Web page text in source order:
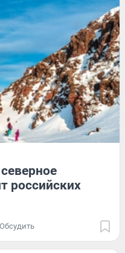
российских
Обсудить